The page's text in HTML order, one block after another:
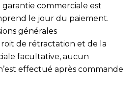
commerciale est
le jour du paiement.
générales
de rétractation et de la
facultative, aucun
effectué après commande